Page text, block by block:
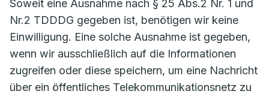
Soweit eine Ausnahme nach § 25 Abs.2 Nr. 1 und
Nr.2 TDDDG gegeben ist, benötigen wir keine
Einwilligung. Eine solche Ausnahme ist gegeben,
wenn wir ausschließlich auf die Informationen
zugreifen oder diese speichern, um eine Nachricht
über ein öffentliches Telekommunikationsnetz zu